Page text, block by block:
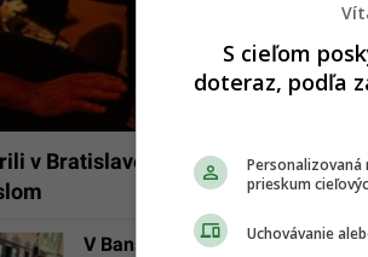
v Bratislave jedinečný
V Banskej Bystrici založili
S cieľom
doteraz, podľa
Personalizovaná
prieskum
Uchovávanie